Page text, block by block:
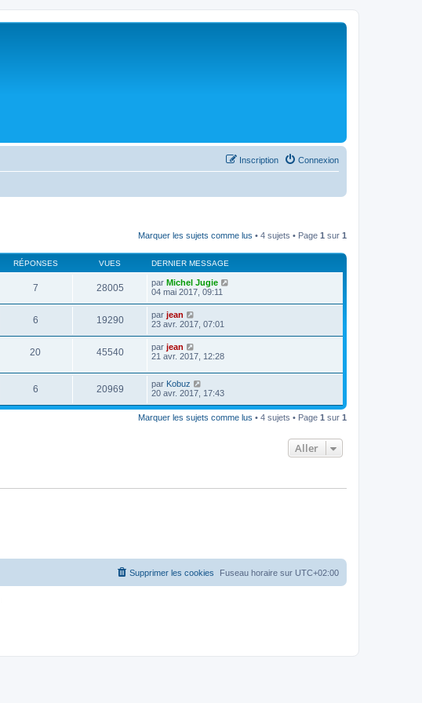
Connexion
Inscription
Marquer les sujets comme lus • 4 sujets • Page 1 sur 1
RÉPONSES VUES DERNIER MESSAGE
7 28005 par Michel Jugie
04 mai 2017, 09:11
6 19290 par jean
23 avr. 2017, 07:01
20 45540 par jean
21 avr. 2017, 12:28
6 20969 par Kobuz
20 avr. 2017, 17:43
Marquer les sujets comme lus • 4 sujets • Page 1 sur 1
Aller
Fuseau horaire sur UTC+02:00
Supprimer les cookies